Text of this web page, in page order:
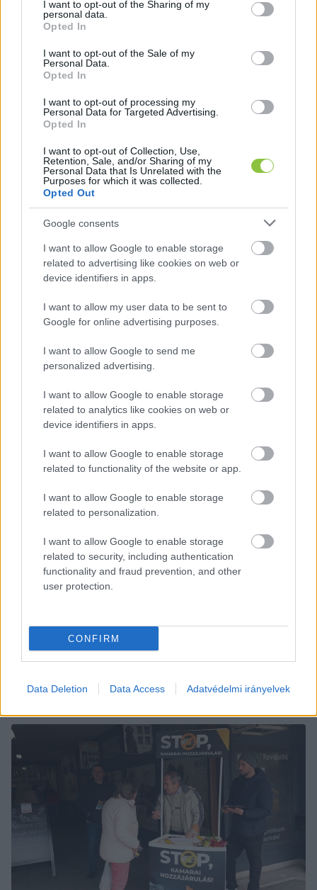
not limited to your visit or usage behaviour. You may click to
grant or deny consent to Google and its third-party tags to
use your data for below specified purposes in below Google
consent section.
I want to opt-out of the Sharing of my
personal data.
Opted In
I want to opt-out of the Sale of my
Personal Data.
Opted In
I want to opt-out of processing my
Personal Data for Targeted Advertising.
Opted In
I want to opt-out of Collection, Use,
Retention, Sale, and/or Sharing of my
Personal Data that Is Unrelated with the
Purposes for which it was collected.
Opted Out
Google consents
I want to allow Google to enable storage
related to advertising like cookies on web or
device identifiers in apps.
I want to allow my user data to be sent to
Google for online advertising purposes.
I want to allow Google to send me
personalized advertising.
I want to allow Google to enable storage
related to analytics like cookies on web or
device identifiers in apps.
I want to allow Google to enable storage
related to functionality of the website or app.
I want to allow Google to enable storage
related to personalization.
I want to allow Google to enable storage
related to security, including authentication
functionality and fraud prevention, and other
user protection.
CONFIRM
Data Deletion Data Access Adatvédelmi irányelvek
Mivel Lukács úgy látja, hogy ezen sem a
miniszterelnök, sem a kamara elnöke nem akar
változtatni, ezért fordul az emberekhez és a
vállalkozásokhoz, és ezért szeretne
népszavazást elérni az ügyben, ennek kiírásához
pedig 200 ezer aláírást kell összegyűjteni.
A kezdeményezés átjutott a Nemzeti Választási
is. Az aláírásgyűjtésre 120 nap áll rendelkezésre;
a Jobbik-Konzervatívok parlamenti
frakcióvezetőjének tájékoztatása szerint április
szünetelni fog, de a választás után folytatódik.
Pénteken Kecskeméten voltak, jövő héten
folytatják.